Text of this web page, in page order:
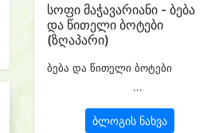
სოფი მაჭავარიანი - ბება
და წითელი ბოტები
(ზღაპარი)
ბება და წითელი ბოტები
...
ბლოგის ნახვა